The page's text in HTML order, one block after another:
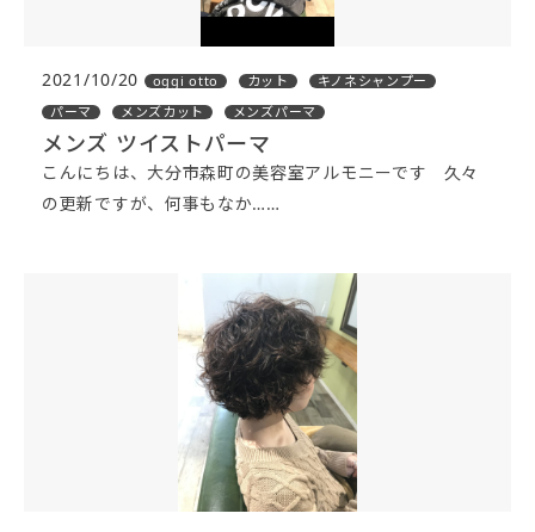
2021/10/20 oggi otto カット
キノネシャンプー
パーマ
メンズカット メンズパーマ
メンズ ツイストパーマ
こんにちは、大分市森町の美容室アルモニーです 久々
の更新ですが、何事もなか……